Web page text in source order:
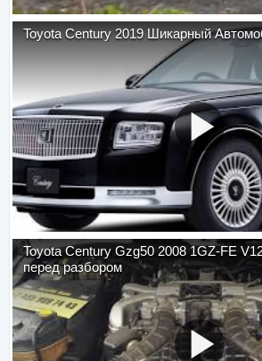
Toyota Century 2019 Шикарный
Toyota Century Gzg50 2008 1GZ-FE
перед разбором